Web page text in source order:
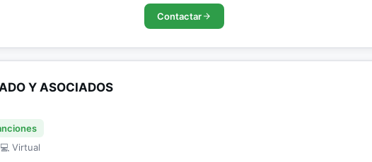
Contactar
Y ASOCIADOS
Virtual